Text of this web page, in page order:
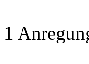
1